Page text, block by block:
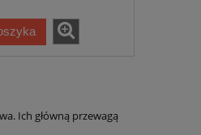
Ich główną przewagą